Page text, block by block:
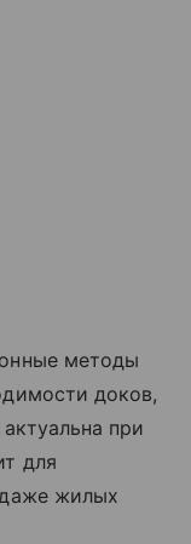
методы
доков,
при
для
жилых